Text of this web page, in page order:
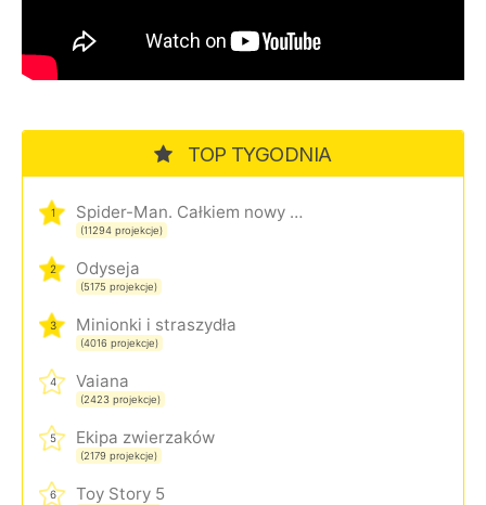
TOP TYGODNIA
1 Spider-Man. Całkiem nowy dzień
(11294 projekcje)
2 Odyseja
(5175 projekcje)
3 Minionki i straszydła
(4016 projekcje)
4 Vaiana
(2423 projekcje)
5 Ekipa zwierzaków
(2179 projekcje)
6 Toy Story 5